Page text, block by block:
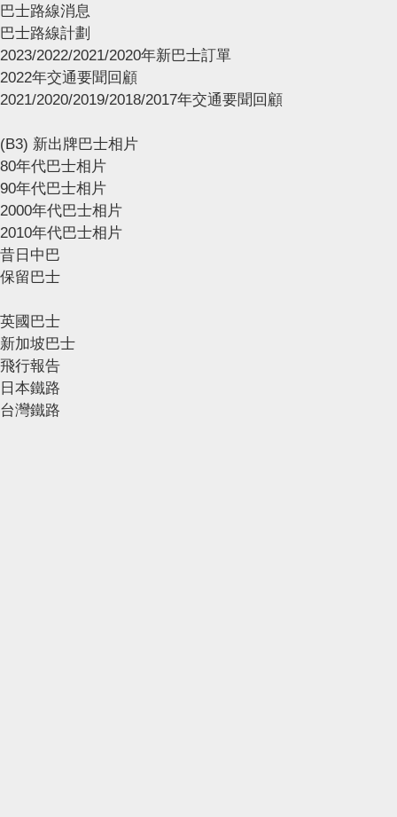
巴士路線消息
巴士路線計劃
2023/2022/2021/2020年新巴士訂單
2022年交通要聞回顧
2021/2020/2019/2018/2017年交通要聞回顧
(B3) 新出牌巴士相片
80年代巴士相片
90年代巴士相片
2000年代巴士相片
2010年代巴士相片
昔日中巴
保留巴士
英國巴士
新加坡巴士
飛行報告
日本鐵路
台灣鐵路